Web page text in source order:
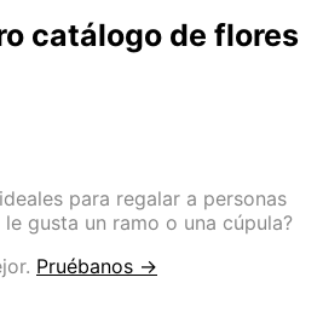
catálogo de flores
para regalar a personas
gusta un ramo o una cúpula?
Pruébanos →